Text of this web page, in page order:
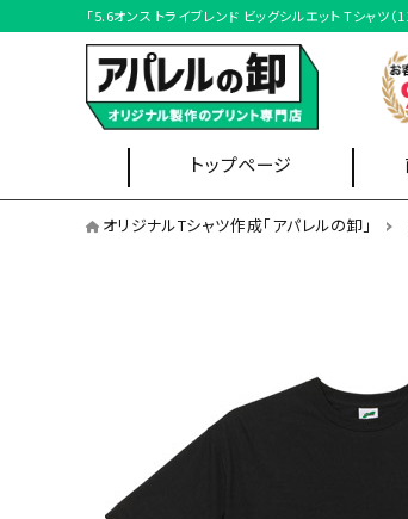
「5.6オンス トライブレンド ビッグシルエット Tシャツ
トップページ
クラスTシャツ
オリジナルTシャツを形状から選ぶ
オリジナルTシャツ作成「アパレルの卸」